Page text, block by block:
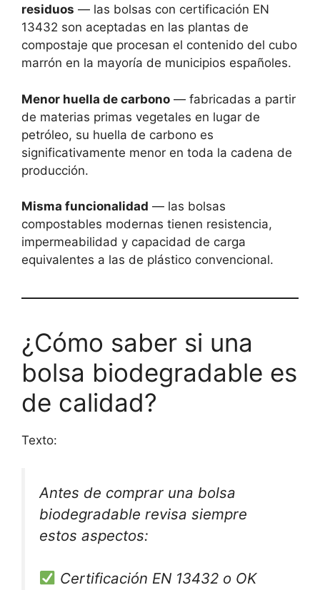
residuos — las bolsas con certificación EN
13432 son aceptadas en las plantas de
compostaje que procesan el contenido del cubo
marrón en la mayoría de municipios españoles.
Menor huella de carbono — fabricadas a partir
de materias primas vegetales en lugar de
petróleo, su huella de carbono es
significativamente menor en toda la cadena de
producción.
Misma funcionalidad — las bolsas
compostables modernas tienen resistencia,
impermeabilidad y capacidad de carga
equivalentes a las de plástico convencional.
¿Cómo saber si una
bolsa biodegradable es
de calidad?
Texto:
Antes de comprar una bolsa
biodegradable revisa siempre
estos aspectos:
Certificación EN 13432 o OK